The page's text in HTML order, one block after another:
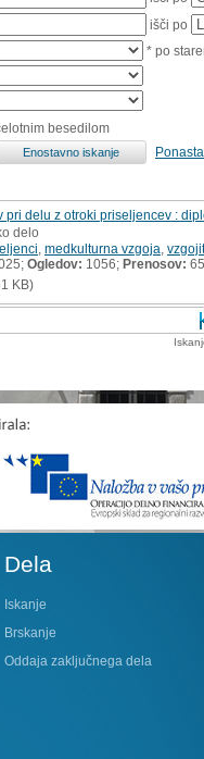
išči po
* po
besedilom
pri delu z otroki priseljencev :
delo
medkulturna vzgoja
Ogledov: 1056; Prenosov: 65
KB)
Dela
Iskanje
Brskanje
Oddaja zaključnega dela